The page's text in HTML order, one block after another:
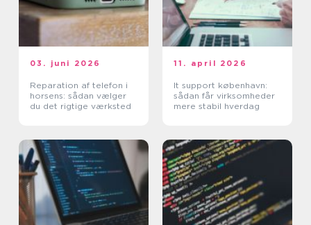
03. juni 2026
Reparation af telefon i
horsens: sådan vælger
du det rigtige værksted
11. april 2026
It support københavn:
sådan får virksomheder
mere stabil hverdag